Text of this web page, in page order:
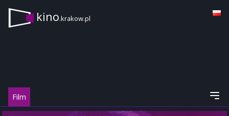
kino.krakow.pl
Film